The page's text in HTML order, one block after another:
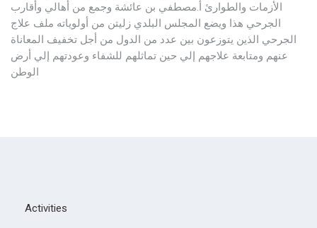
الأزمات والطوارئ أ.مصطفي بن عائشة وجمع من أهالي وأقارب
الجرحي هذا ويضع المجلس البلدي زليتن من أولوياته ملف علاج
الجرحي الذين يتوزعون بين عدد من الدول من أجل تخفيف المعاناة
عنهم ومتابعة علاجهم إلي حين تماثلهم للشفاء وعودتهم إلي أرض
الوطن
Activities